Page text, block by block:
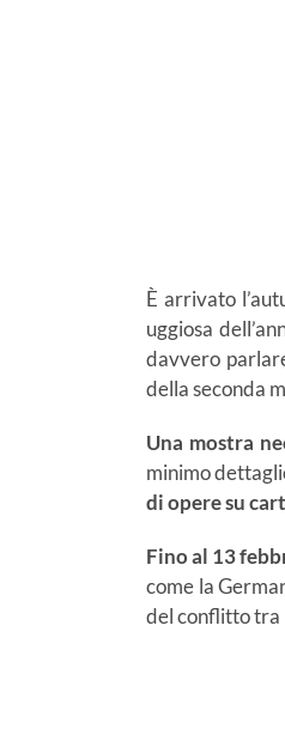
È arrivato
uggiosa
davvero
della seconda
Una mostra
minimo
di opere su
Fino al 13
come la
del conflitto tra